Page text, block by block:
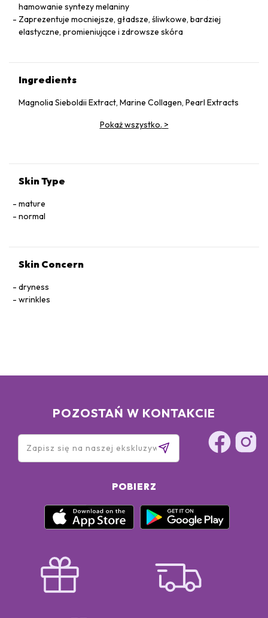
hamowanie syntezy melaniny
Zaprezentuje mocniejsze, gładsze, śliwkowe, bardziej
elastyczne, promieniujące i zdrowsze skóra
Ingredients
Magnolia Sieboldii Extract, Marine Collagen, Pearl Extracts
Pokaż wszystko. >
Skin Type
mature
normal
Skin Concern
dryness
wrinkles
POZOSTAŃ W KONTAKCIE
POBIERZ